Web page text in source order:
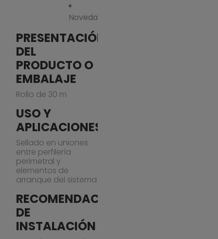
Novedad
PRESENTACIÓN
DEL
PRODUCTO O
EMBALAJE
Rollo de 30 m
USO Y
APLICACIONES
Sellado en uniones
entre perfilería
perimetral y
elementos de
arranque del sistema
RECOMENDACIONES
DE
INSTALACIÓN